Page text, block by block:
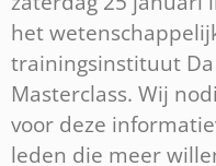
het
trainingsinstituut Da
Masterclass. Wij
voor deze
leden die meer